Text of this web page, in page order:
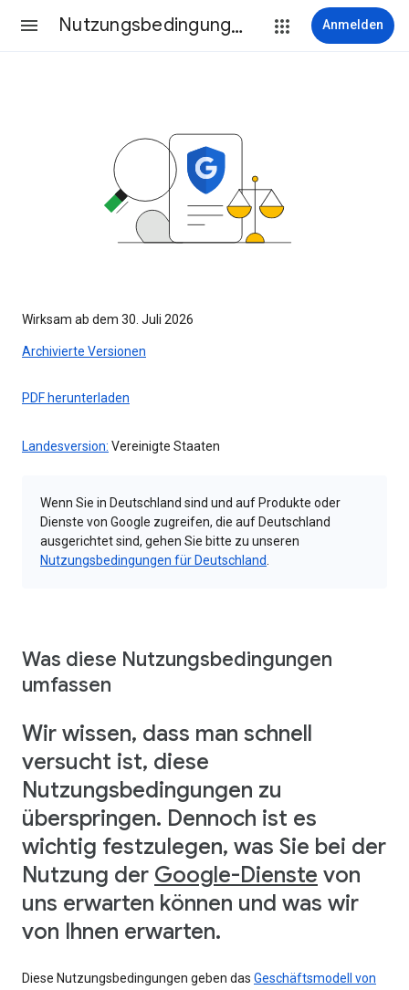
Nutzungsbedingungen Anmelden
Wirksam ab dem 30. Juli 2026
Archivierte Versionen
PDF herunterladen
Landesversion: Vereinigte Staaten
Wenn Sie in Deutschland sind und auf Produkte oder
Dienste von Google zugreifen, die auf Deutschland
ausgerichtet sind, gehen Sie bitte zu unseren
Nutzungsbedingungen für Deutschland
Was diese Nutzungsbedingungen
umfassen
Wir wissen, dass man schnell
versucht ist, diese
Nutzungsbedingungen zu
überspringen. Dennoch ist es
wichtig festzulegen, was Sie bei der
Nutzung der Google-Dienste von
uns erwarten können und was wir
von Ihnen erwarten.
Diese Nutzungsbedingungen geben das Geschäftsmodell von